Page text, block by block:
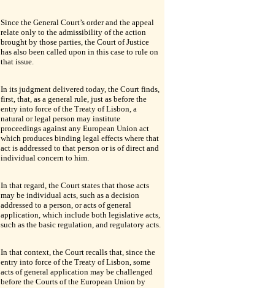
Since the General Court’s order and the appeal
relate only to the admissibility of the action
brought by those parties, the Court of Justice
has also been called upon in this case to rule on
that issue.
In its judgment delivered today, the Court finds,
first, that, as a general rule, just as before the
entry into force of the Treaty of Lisbon, a
natural or legal person may institute
proceedings against any European Union act
which produces binding legal effects where that
act is addressed to that person or is of direct and
individual concern to him.
In that regard, the Court states that those acts
may be individual acts, such as a decision
addressed to a person, or acts of general
application, which include both legislative acts,
such as the basic regulation, and regulatory acts.
In that context, the Court recalls that, since the
entry into force of the Treaty of Lisbon, some
acts of general application may be challenged
before the Courts of the European Union by